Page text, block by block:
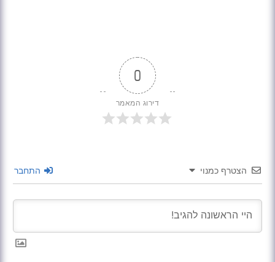
0
דירוג המאמר
הצטרף כמנוי התחבר